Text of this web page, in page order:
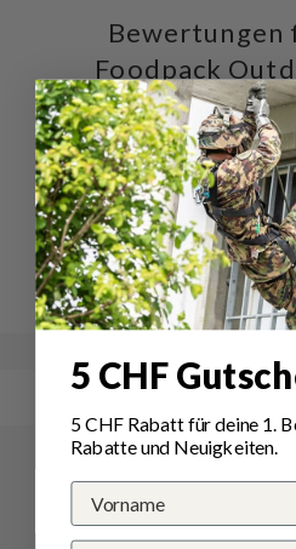
Bewertungen
Foodpack
Arrabiata
Schreiben Sie die
Schreibe
eine
Bewertung
5 CHF
5 CHF Rabatt für deine 1.
Rabatte und Neuigkeiten.